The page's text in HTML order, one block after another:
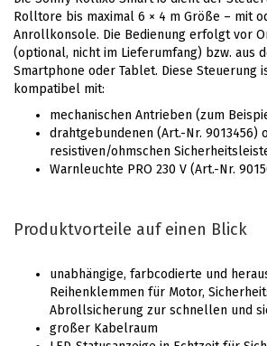
Rolltore bis maximal 6 × 4 m Größe – mit
Anrollkonsole. Die Bedienung erfolgt vor
(optional, nicht im Lieferumfang) bzw. aus
Smartphone oder Tablet. Diese Steuerung
kompatibel mit:
mechanischen Antrieben (zum
drahtgebundenen (Art.-Nr. 9013456)
resistiven/ohmschen
Warnleuchte PRO 230 V (Art.-Nr.
Produktvorteile auf einen Blick
unabhängige, farbcodierte und
Reihenklemmen für Motor,
Abrollsicherung zur schnellen und
großer Kabelraum